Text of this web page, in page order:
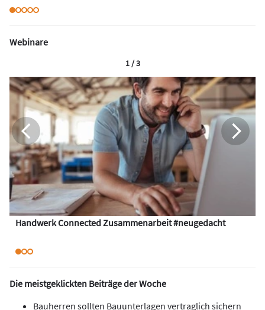
Webinare
Handwerk Connected Zusammenarbeit #neugedacht
1 / 3
Die meistgeklickten Beiträge der Woche
Bauherren sollten Bauunterlagen vertraglich sichern